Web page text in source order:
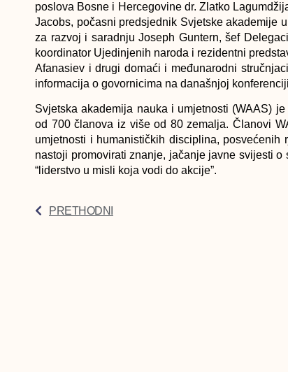
poslova Bosne i Hercegovine dr. Zlatko
Jacobs, počasni predsjednik Svjetske akademije
za razvoj i saradnju Joseph Guntern, šef
koordinator Ujedinjenih naroda i rezidentni
Afanasiev i drugi domaći i međunarodni
informacija o govornicima na današnjoj
Svjetska akademija nauka i umjetnosti (WAAS)
od 700 članova iz više od 80 zemalja. Članovi
umjetnosti i humanističkih disciplina,
nastoji promovirati znanje, jačanje javne svijesti
“liderstvo u misli koja vodi do akcije”.
PRETHODNI